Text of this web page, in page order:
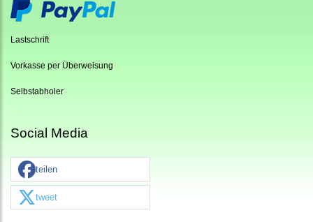
Lastschrift
Vorkasse per Überweisung
Selbstabholer
Social Media
teilen
tweet